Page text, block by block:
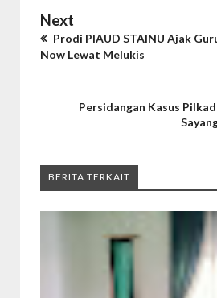
Next
Prodi PIAUD STAINU Ajak
Now Lewat Melukis
Persidangan Kasus
BERITA TERKAIT